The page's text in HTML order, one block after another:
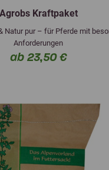
Agrobs Kraftpaket
Natur pur – für Pferde mit
Anforderungen
ab 23,50 €